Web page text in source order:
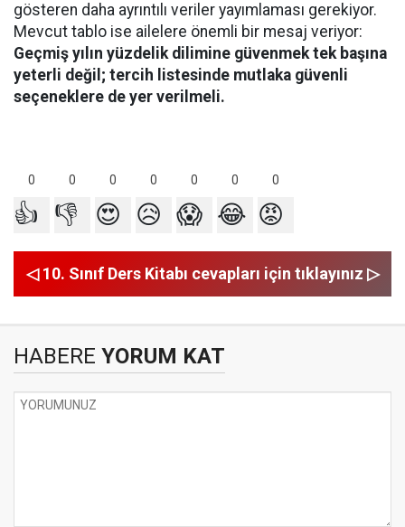
gösteren daha ayrıntılı veriler yayımlaması gerekiyor.
Mevcut tablo ise ailelere önemli bir mesaj veriyor:
Geçmiş yılın yüzdelik dilimine güvenmek tek başına
yeterli değil; tercih listesinde mutlaka güvenli
seçeneklere de yer verilmeli.
0 0 0 0 0 0 0
👍 👎 😍 😥 😱 😂 😡
◁ 10. Sınıf Ders Kitabı cevapları için tıklayınız ▷
HABERE YORUM KAT